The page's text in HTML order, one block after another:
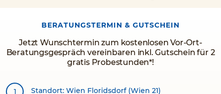
BERATUNGSTERMIN & GUTSCHEIN
Jetzt Wunschtermin zum kostenlosen Vor-Ort-
Beratungsgespräch vereinbaren inkl. Gutschein für 2
gratis Probestunden*!
Standort: Wien Floridsdorf (Wien 21)